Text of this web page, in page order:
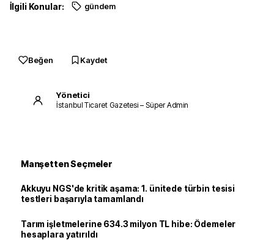
İlgili Konular: gündem
Beğen Kaydet
Yönetici
İstanbul Ticaret Gazetesi – Süper Admin
Manşetten Seçmeler
Akkuyu NGS'de kritik aşama: 1. ünitede türbin tesisi
testleri başarıyla tamamlandı
Tarım işletmelerine 634.3 milyon TL hibe: Ödemeler
hesaplara yatırıldı